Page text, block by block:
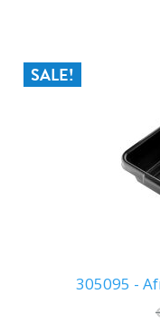
SALE!
305095 -